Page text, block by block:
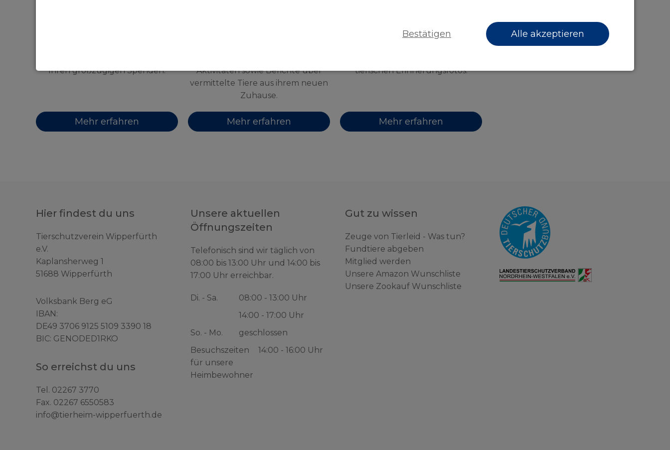
Ihren großzügigen Spenden.
Mehr erfahren
Aktivitäten sowie Berichte über
vermittelte Tiere aus ihrem neuen
Zuhause.
Mehr erfahren
Unsere Ehemaligen
tierischen Erinnerungsfotos.
Mehr erfahren
Hier findest du uns
Tierschutzverein Wipperfürth
e.V.
Kaplansherweg 1
51688 Wipperfürth
Volksbank Berg eG
IBAN:
DE49 3706 9125 5109 3390 18
BIC: GENODED1RKO
So erreichst du uns
Tel. 02267 3770
Fax. 02267 6550583
info@tierheim-wipperfuerth.de
Unsere aktuellen
Öffnungszeiten
Telefonisch sind wir täglich von
08:00 bis 13:00 Uhr und 14:00 bis
17:00 Uhr erreichbar.
Di. - Sa.
08:00 - 13:00 Uhr
14:00 - 17:00 Uhr
So. - Mo.
geschlossen
Besuchszeiten
für unsere
Heimbewohner
14:00 - 16:00 Uhr
Gut zu wissen
Zeuge von Tierleid - Was tun?
Fundtiere abgeben
Mitglied werden
Unsere Amazon Wunschliste
Unsere Zookauf Wunschliste
Bestätigen Alle akzeptieren